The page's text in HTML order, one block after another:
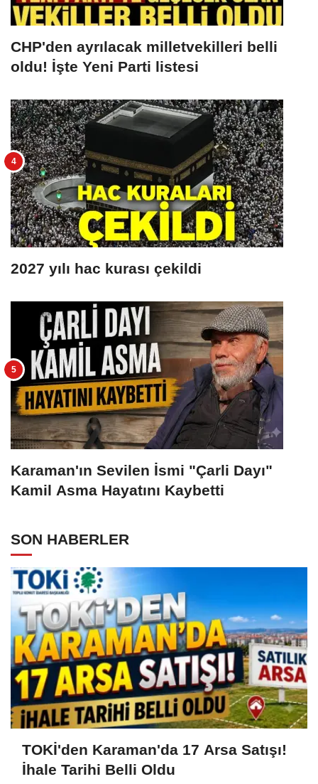
CHP'den ayrılacak milletvekilleri belli
oldu! İşte Yeni Parti listesi
2027 yılı hac kurası çekildi
Karaman'ın Sevilen İsmi "Çarli Dayı"
Kamil Asma Hayatını Kaybetti
SON HABERLER
TOKİ'den Karaman'da 17 Arsa Satışı!
İhale Tarihi Belli Oldu